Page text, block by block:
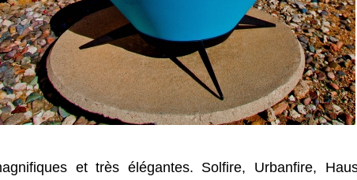
et très élégantes. Solfire, Urbanfire,